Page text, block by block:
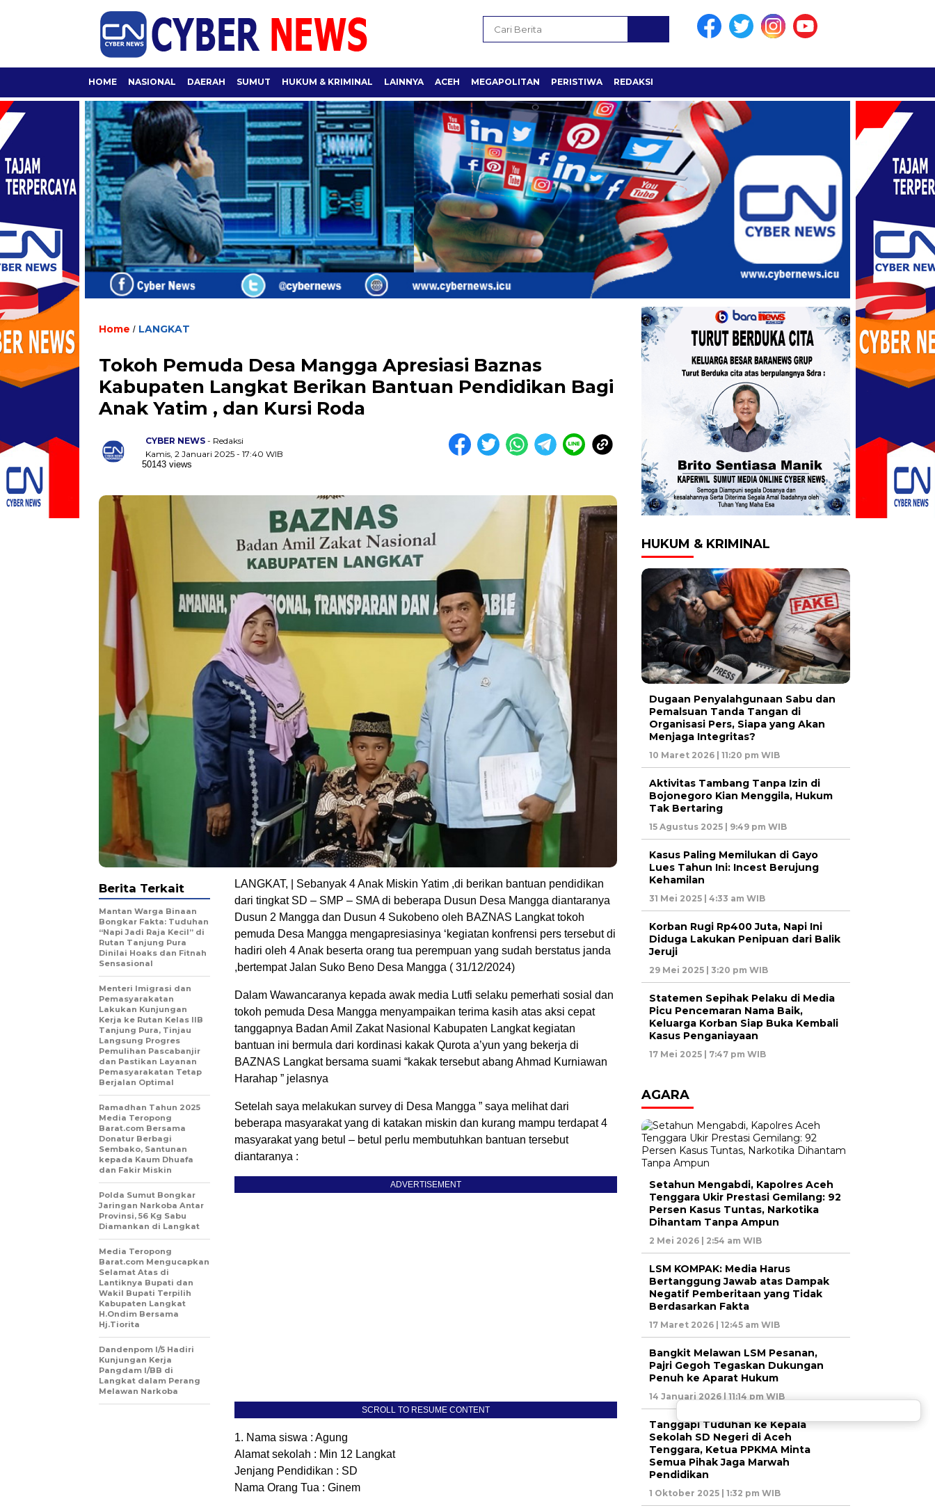
HOME NASIONAL DAERAH SUMUT HUKUM & KRIMINAL LAINNYA ACEH MEGAPOLITAN PERISTIWA REDAKSI
Home / LANGKAT
Tokoh Pemuda Desa Mangga Apresiasi Baznas
Kabupaten Langkat Berikan Bantuan Pendidikan Bagi
Anak Yatim , dan Kursi Roda
CYBER NEWS - Redaksi
Kamis, 2 Januari 2025 - 17:40 WIB
50143 views
LANGKAT, | Sebanyak 4 Anak Miskin Yatim ,di berikan bantuan pendidikan
dari tingkat SD – SMP – SMA di beberapa Dusun Desa Mangga diantaranya
Dusun 2 Mangga dan Dusun 4 Sukobeno oleh BAZNAS Langkat tokoh
pemuda Desa Mangga mengapresiasinya ‘kegiatan konfrensi pers tersebut di
hadiri oleh 4 Anak beserta orang tua perempuan yang sudah berstatus janda
,bertempat Jalan Suko Beno Desa Mangga ( 31/12/2024)
Dalam Wawancaranya kepada awak media Lutfi selaku pemerhati sosial dan
tokoh pemuda Desa Mangga menyampaikan terima kasih atas aksi cepat
tanggapnya Badan Amil Zakat Nasional Kabupaten Langkat kegiatan
bantuan ini bermula dari kordinasi kakak Qurota a’yun yang bekerja di
BAZNAS Langkat bersama suami “kakak tersebut abang Ahmad Kurniawan
Harahap ” jelasnya
Setelah saya melakukan survey di Desa Mangga ” saya melihat dari
beberapa masyarakat yang di katakan miskin dan kurang mampu terdapat 4
masyarakat yang betul – betul perlu membutuhkan bantuan tersebut
diantaranya :
ADVERTISEMENT
SCROLL TO RESUME CONTENT
1. Nama siswa : Agung
Alamat sekolah : Min 12 Langkat
Jenjang Pendidikan : SD
Nama Orang Tua : Ginem
Berita Terkait
Mantan Warga Binaan
Bongkar Fakta: Tuduhan
“Napi Jadi Raja Kecil” di
Rutan Tanjung Pura
Dinilai Hoaks dan Fitnah
Sensasional
Menteri Imigrasi dan
Pemasyarakatan
Lakukan Kunjungan
Kerja ke Rutan Kelas IIB
Tanjung Pura, Tinjau
Langsung Progres
Pemulihan Pascabanjir
dan Pastikan Layanan
Pemasyarakatan Tetap
Berjalan Optimal
Ramadhan Tahun 2025
Media Teropong
Barat.com Bersama
Donatur Berbagi
Sembako, Santunan
kepada Kaum Dhuafa
dan Fakir Miskin
Polda Sumut Bongkar
Jaringan Narkoba Antar
Provinsi, 56 Kg Sabu
Diamankan di Langkat
Media Teropong
Barat.com Mengucapkan
Selamat Atas di
Lantiknya Bupati dan
Wakil Bupati Terpilih
Kabupaten Langkat
H.Ondim Bersama
Hj.Tiorita
Dandenpom I/5 Hadiri
Kunjungan Kerja
Pangdam I/BB di
Langkat dalam Perang
Melawan Narkoba
HUKUM & KRIMINAL
Dugaan Penyalahgunaan Sabu dan
Pemalsuan Tanda Tangan di
Organisasi Pers, Siapa yang Akan
Menjaga Integritas?
10 Maret 2026 | 11:20 pm WIB
Aktivitas Tambang Tanpa Izin di
Bojonegoro Kian Menggila, Hukum
Tak Bertaring
15 Agustus 2025 | 9:49 pm WIB
Kasus Paling Memilukan di Gayo
Lues Tahun Ini: Incest Berujung
Kehamilan
31 Mei 2025 | 4:33 am WIB
Korban Rugi Rp400 Juta, Napi Ini
Diduga Lakukan Penipuan dari Balik
Jeruji
29 Mei 2025 | 3:20 pm WIB
Statemen Sepihak Pelaku di Media
Picu Pencemaran Nama Baik,
Keluarga Korban Siap Buka Kembali
Kasus Penganiayaan
17 Mei 2025 | 7:47 pm WIB
AGARA
Setahun Mengabdi, Kapolres Aceh
Tenggara Ukir Prestasi Gemilang: 92
Persen Kasus Tuntas, Narkotika
Dihantam Tanpa Ampun
2 Mei 2026 | 2:54 am WIB
LSM KOMPAK: Media Harus
Bertanggung Jawab atas Dampak
Negatif Pemberitaan yang Tidak
Berdasarkan Fakta
17 Maret 2026 | 12:45 am WIB
Bangkit Melawan LSM Pesanan,
Pajri Gegoh Tegaskan Dukungan
Penuh ke Aparat Hukum
14 Januari 2026 | 11:14 pm WIB
Tanggapi Tuduhan ke Kepala
Sekolah SD Negeri di Aceh
Tenggara, Ketua PPKMA Minta
Semua Pihak Jaga Marwah
Pendidikan
1 Oktober 2025 | 1:32 pm WIB